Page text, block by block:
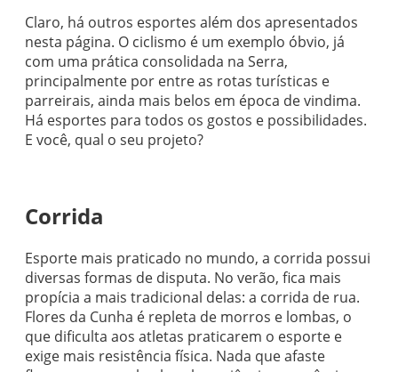
Claro, há outros esportes além dos apresentados
nesta página. O ciclismo é um exemplo óbvio, já
com uma prática consolidada na Serra,
principalmente por entre as rotas turísticas e
parreirais, ainda mais belos em época de vindima.
Há esportes para todos os gostos e possibilidades.
E você, qual o seu projeto?
Corrida
Esporte mais praticado no mundo, a corrida possui
diversas formas de disputa. No verão, fica mais
propícia a mais tradicional delas: a corrida de rua.
Flores da Cunha é repleta de morros e lombas, o
que dificulta aos atletas praticarem o esporte e
exige mais resistência física. Nada que afaste